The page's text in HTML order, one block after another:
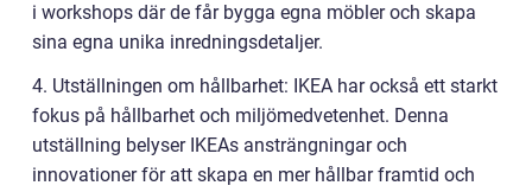
i workshops där de får bygga egna möbler och skapa
sina egna unika inredningsdetaljer.
4. Utställningen om hållbarhet: IKEA har också ett starkt
fokus på hållbarhet och miljömedvetenhet. Denna
utställning belyser IKEAs ansträngningar och
innovationer för att skapa en mer hållbar framtid och